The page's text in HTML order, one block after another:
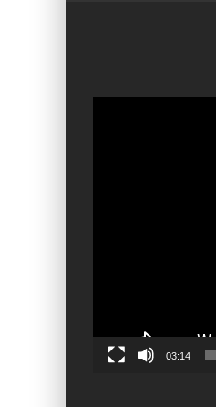
03:14